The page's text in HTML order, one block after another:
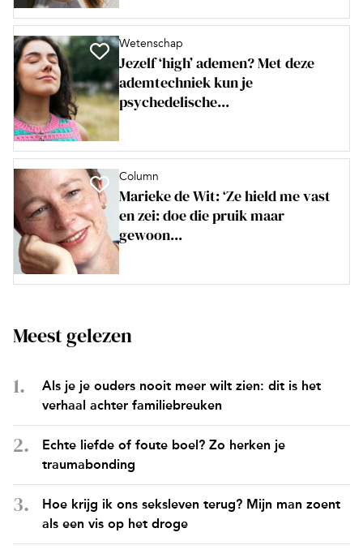
Wetenschap
Jezelf ‘high’ ademen? Met deze
ademtechniek kun je
psychedelische...
Column
Marieke de Wit: ‘Ze hield me vast
en zei: doe die pruik maar
gewoon...
Meest gelezen
Als je je ouders nooit meer wilt zien: dit is het
verhaal achter familiebreuken
Echte liefde of foute boel? Zo herken je
traumabonding
Hoe krijg ik ons seksleven terug? Mijn man zoent
als een vis op het droge